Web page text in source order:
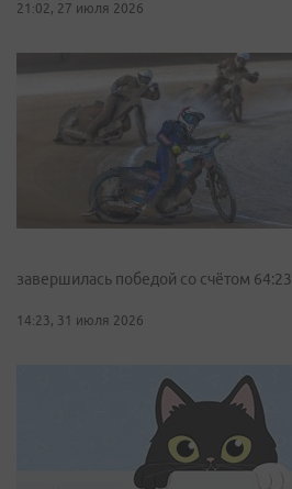
21:02, 27 июля 2026
завершилась победой со счётом 64:23
14:23, 31 июля 2026